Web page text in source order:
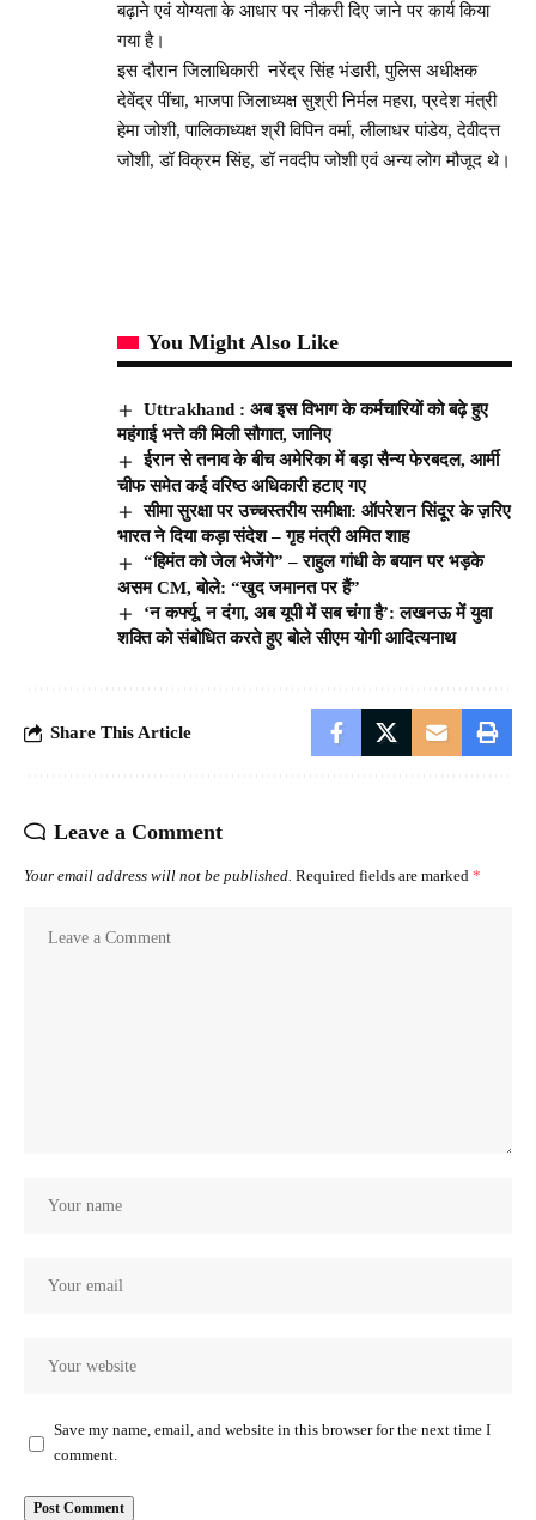
बढ़ाने एवं योग्यता के आधार पर नौकरी दिए जाने पर कार्य किया
गया है।
इस दौरान जिलाधिकारी नरेंद्र सिंह भंडारी, पुलिस अधीक्षक
देवेंद्र पींचा, भाजपा जिलाध्यक्ष सुश्री निर्मल महरा, प्रदेश मंत्री
हेमा जोशी, पालिकाध्यक्ष श्री विपिन वर्मा, लीलाधर पांडेय, देवीदत्त
जोशी, डॉ विक्रम सिंह, डॉ नवदीप जोशी एवं अन्य लोग मौजूद थे।
You Might Also Like
Uttrakhand : अब इस विभाग के कर्मचारियों को बढ़े हुए
महंगाई भत्ते की मिली सौगात, जानिए
ईरान से तनाव के बीच अमेरिका में बड़ा सैन्य फेरबदल, आर्मी
चीफ समेत कई वरिष्ठ अधिकारी हटाए गए
सीमा सुरक्षा पर उच्चस्तरीय समीक्षा: ऑपरेशन सिंदूर के ज़रिए
भारत ने दिया कड़ा संदेश – गृह मंत्री अमित शाह
“हिमंत को जेल भेजेंगे” – राहुल गांधी के बयान पर भड़के
असम CM, बोले: “खुद जमानत पर हैं”
‘न कर्फ्यू, न दंगा, अब यूपी में सब चंगा है’: लखनऊ में युवा
शक्ति को संबोधित करते हुए बोले सीएम योगी आदित्यनाथ
Share This Article
Leave a Comment
Your email address will not be published. Required fields are marked *
Save my name, email, and website in this browser for the next time I
comment.